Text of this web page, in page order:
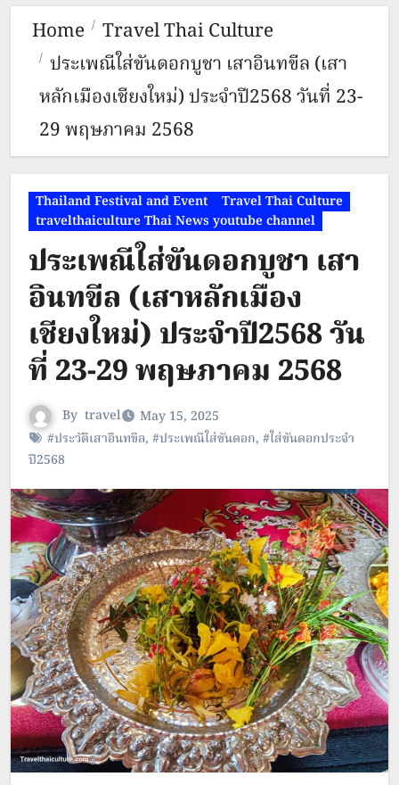
Home
Travel Thai Culture
ประเพณีใส่ขันดอกบูชา เสาอินทขีล (เสา
หลักเมืองเชียงใหม่) ประจำปี2568 วันที่ 23-
29 พฤษภาคม 2568
Thailand Festival and Event
Travel Thai Culture
travelthaiculture Thai News youtube channel
ประเพณีใส่ขันดอกบูชา เสา
อินทขีล (เสาหลักเมือง
เชียงใหม่) ประจำปี2568 วัน
ที่ 23-29 พฤษภาคม 2568
By travel
May 15, 2025
#ประวัติเสาอินทขิล, #ประเพณีใส่ขันดอก, #ใส่ขันดอกประจำ
ปี2568